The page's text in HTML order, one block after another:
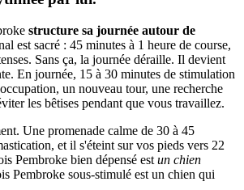
structure sa journée autour de
est sacré : 45 minutes à 1 heure de course,
Sans ça, la journée déraille. Il devient
En journée, 15 à 30 minutes de stimulation
un nouveau tour, une recherche
les bêtises pendant que vous travaillez.
Une promenade calme de 30 à 45
et il s'éteint sur vos pieds vers 22
Pembroke bien dépensé est un chien
Pembroke sous-stimulé est un chien qui